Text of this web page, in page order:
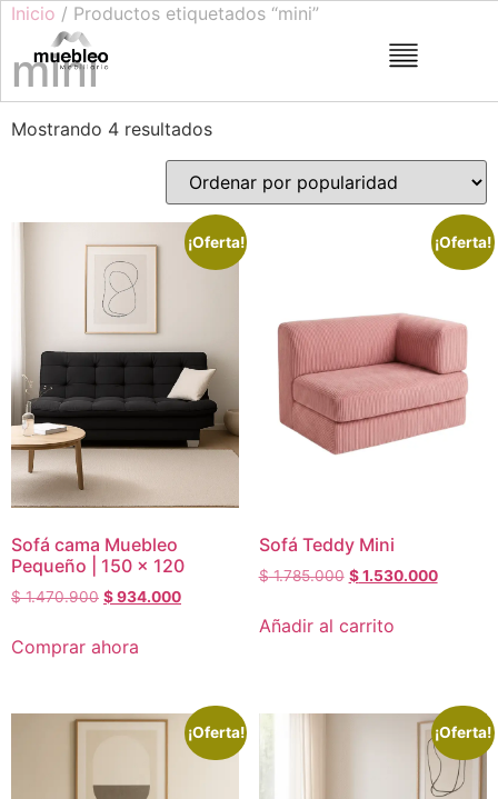
Inicio / Productos etiquetados “mini”
mini
Mostrando 4 resultados
¡Oferta!
Sofá cama Muebleo
Pequeño | 150 x 120
$1.470.900 $934.000
Comprar ahora
¡Oferta!
Sofá Teddy Mini
$1.785.000 $1.530.000
Añadir al carrito
¡Oferta! ¡Oferta!